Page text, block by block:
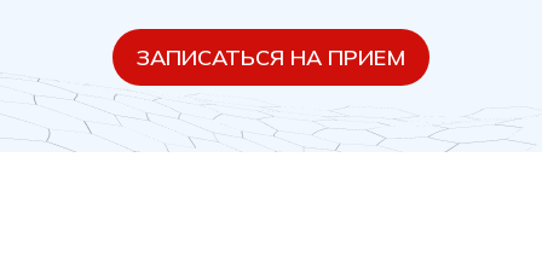
ЗАПИСАТЬСЯ НА ПРИЕМ